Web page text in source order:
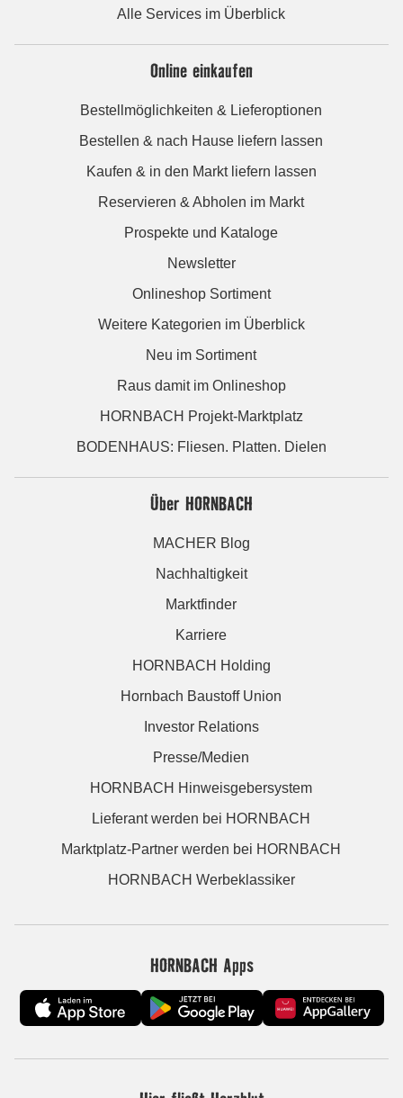
Alle Services im Überblick
Online einkaufen
Bestellmöglichkeiten & Lieferoptionen
Bestellen & nach Hause liefern lassen
Kaufen & in den Markt liefern lassen
Reservieren & Abholen im Markt
Prospekte und Kataloge
Newsletter
Onlineshop Sortiment
Weitere Kategorien im Überblick
Neu im Sortiment
Raus damit im Onlineshop
HORNBACH Projekt-Marktplatz
BODENHAUS: Fliesen. Platten. Dielen
Über HORNBACH
MACHER Blog
Nachhaltigkeit
Marktfinder
Karriere
HORNBACH Holding
Hornbach Baustoff Union
Investor Relations
Presse/Medien
HORNBACH Hinweisgebersystem
Lieferant werden bei HORNBACH
Marktplatz-Partner werden bei HORNBACH
HORNBACH Werbeklassiker
HORNBACH Apps